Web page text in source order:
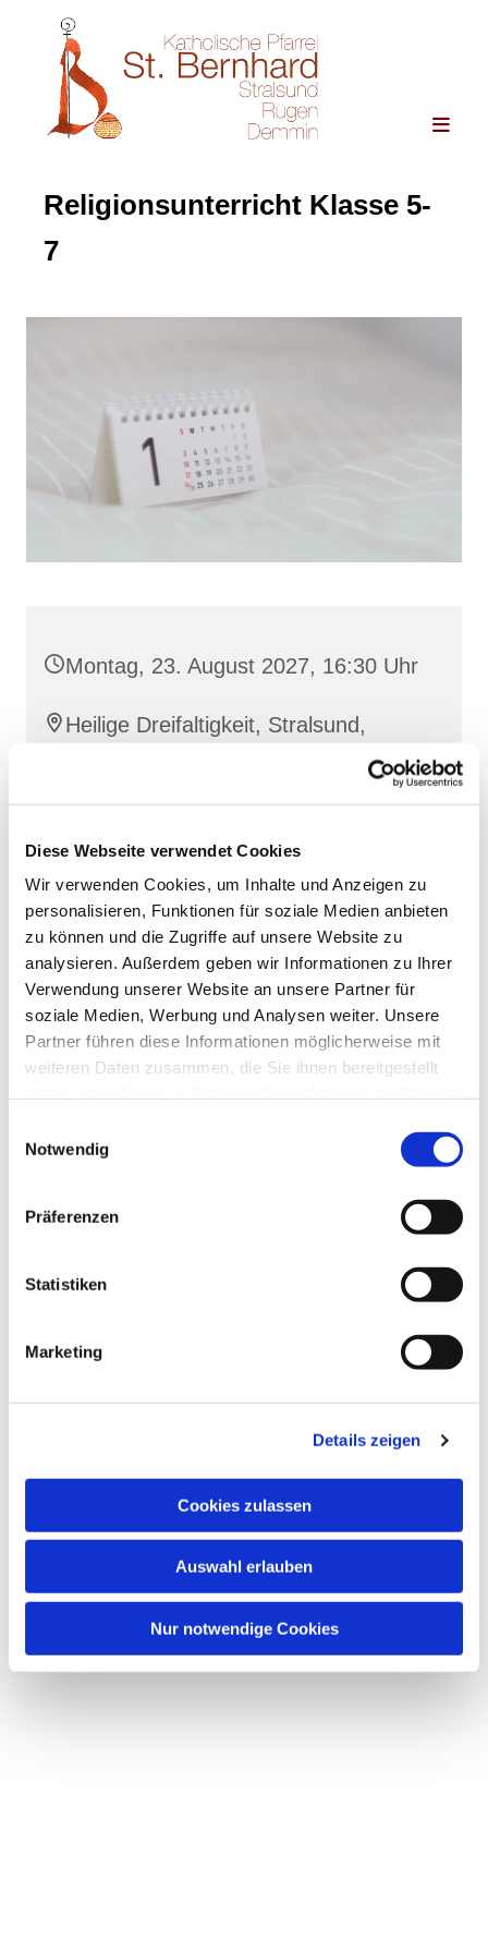
Diese Webseite verwendet Cookies
Wir verwenden Cookies, um Inhalte und Anzeigen zu
personalisieren, Funktionen für soziale Medien anbieten
zu können und die Zugriffe auf unsere Website zu
analysieren. Außerdem geben wir Informationen zu Ihrer
Verwendung unserer Website an unsere Partner für
soziale Medien, Werbung und Analysen weiter. Unsere
Partner führen diese Informationen möglicherweise mit
weiteren Daten zusammen, die Sie ihnen bereitgestellt
Notwendig
Präferenzen
Statistiken
Marketing
Details zeigen
Cookies zulassen
Auswahl erlauben
Nur notwendige Cookies
Religionsunterricht Klasse 5-
7
Montag, 23. August 2027, 16:30 Uhr
Heilige Dreifaltigkeit, Stralsund,
Frankenwall 7, 18439 Stralsund
interessieren